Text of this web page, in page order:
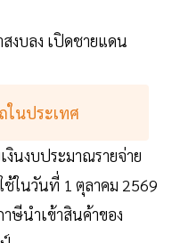
งบลง เปิดชายแดน
ในประเทศ
งินงบประมาณรายจ่าย
ในวันที่ 1 ตุลาคม 2569
ษีนำเข้าสินค้าของ